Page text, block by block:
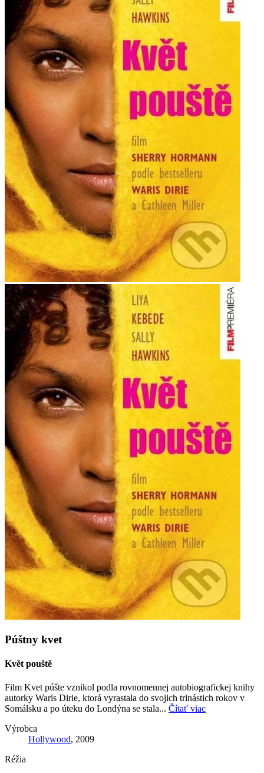
Púštny kvet
Květ pouště
Film Kvet púšte vznikol podla rovnomennej autobiografickej knihy
autorky Waris Dirie, ktorá vyrastala do svojich trinástich rokov v
Somálsku a po úteku do Londýna se stala... Čítať viac
Výrobca
Hollywood, 2009
Réžia